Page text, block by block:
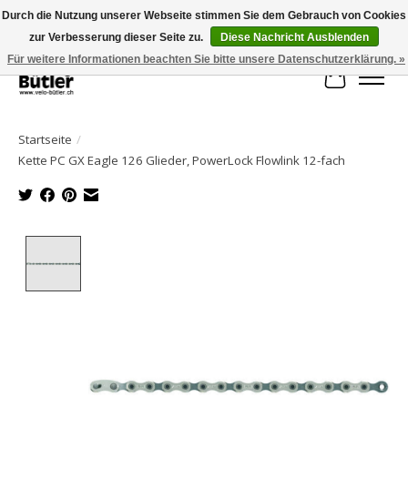
Große Auswahl an Produkten und schneller Versand!
Ihr
Startseite /
Kette PC GX Eagle 126 Glieder, PowerLock Flowlink 12-fach
Durch die Nutzung unserer Webseite stimmen Sie dem Gebrauch von Cookies
zur Verbesserung dieser Seite zu.
Diese Nachricht Ausblenden
Für weitere Informationen beachten Sie bitte unsere Datenschutzerklärung. »